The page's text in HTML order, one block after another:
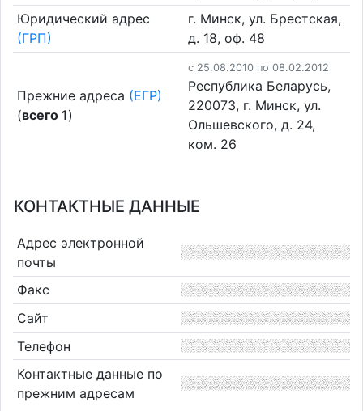
Юридический адрес
(ГРП)
г. Минск, ул. Брестская,
д. 18, оф. 48
Прежние адреса (ЕГР)
(всего 1)
c 25.08.2010 по 08.02.2012
Республика Беларусь,
220073, г. Минск, ул.
Ольшевского, д. 24,
ком. 26
КОНТАКТНЫЕ ДАННЫЕ
Адрес электронной
почты
Факс
Сайт
Телефон
Контактные данные по
прежним адресам